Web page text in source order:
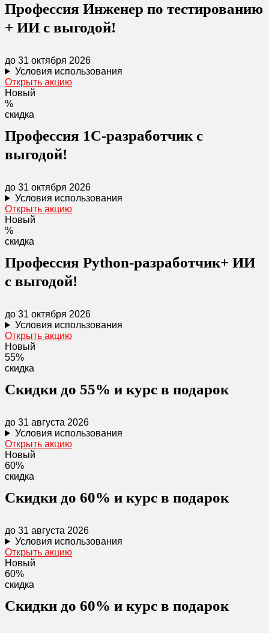
Профессия Инженер по тестированию
+ ИИ с выгодой!
до 31 октября 2026
Условия использования
Открыть акцию
Новый
%
скидка
Профессия 1C-разработчик с
выгодой!
до 31 октября 2026
Условия использования
Открыть акцию
Новый
%
скидка
Профессия Python-разработчик+ ИИ
с выгодой!
до 31 октября 2026
Условия использования
Открыть акцию
Новый
55%
скидка
Скидки до 55% и курс в подарок
до 31 августа 2026
Условия использования
Открыть акцию
Новый
60%
скидка
Скидки до 60% и курс в подарок
до 31 августа 2026
Условия использования
Открыть акцию
Новый
60%
скидка
Скидки до 60% и курс в подарок